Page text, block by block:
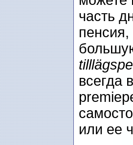
часть
всегда
или ее